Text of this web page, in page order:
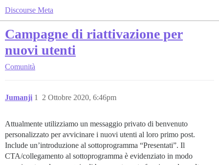
Discourse Meta
Campagne di riattivazione per
nuovi utenti
Comunità
Jumanji 2 Ottobre 2020, 6:46pm
1
Attualmente utilizziamo un messaggio privato di benvenuto
personalizzato per avvicinare i nuovi utenti al loro primo post.
Include un’introduzione al sottoprogramma “Presentati”. Il
CTA/collegamento al sottoprogramma è evidenziato in modo